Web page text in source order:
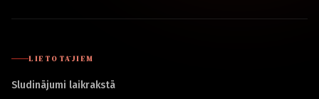
LIETOTĀJIEM
Sludinājumi laikrakstā